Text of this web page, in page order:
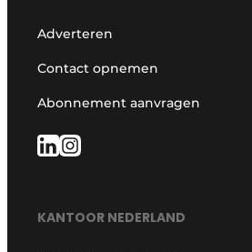
Adverteren
Contact opnemen
Abonnement aanvragen
KANTOOR NEDERLAND